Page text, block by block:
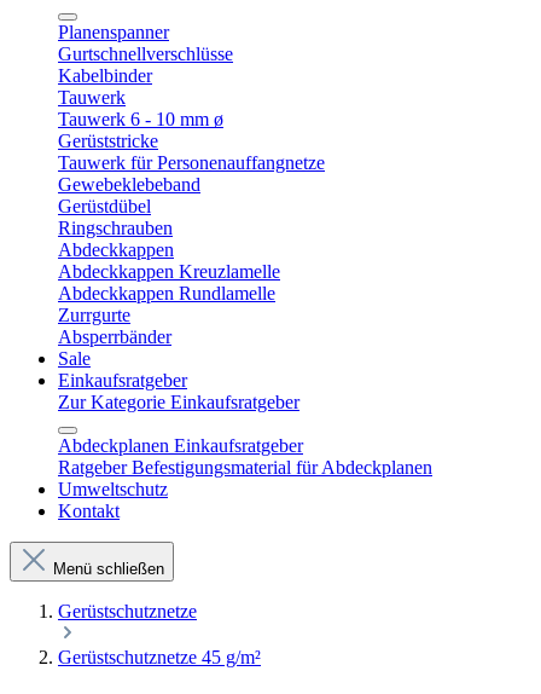
Planenspanner
Gurtschnellverschlüsse
Kabelbinder
Tauwerk
Tauwerk 6 - 10 mm ø
Gerüststricke
Tauwerk für Personenauffangnetze
Gewebeklebeband
Gerüstdübel
Ringschrauben
Abdeckkappen
Abdeckkappen Kreuzlamelle
Abdeckkappen Rundlamelle
Zurrgurte
Absperrbänder
Sale
Einkaufsratgeber
Zur Kategorie Einkaufsratgeber
Abdeckplanen Einkaufsratgeber
Ratgeber Befestigungsmaterial für Abdeckplanen
Umweltschutz
Kontakt
Menü schließen
Gerüstschutznetze
Gerüstschutznetze 45 g/m²